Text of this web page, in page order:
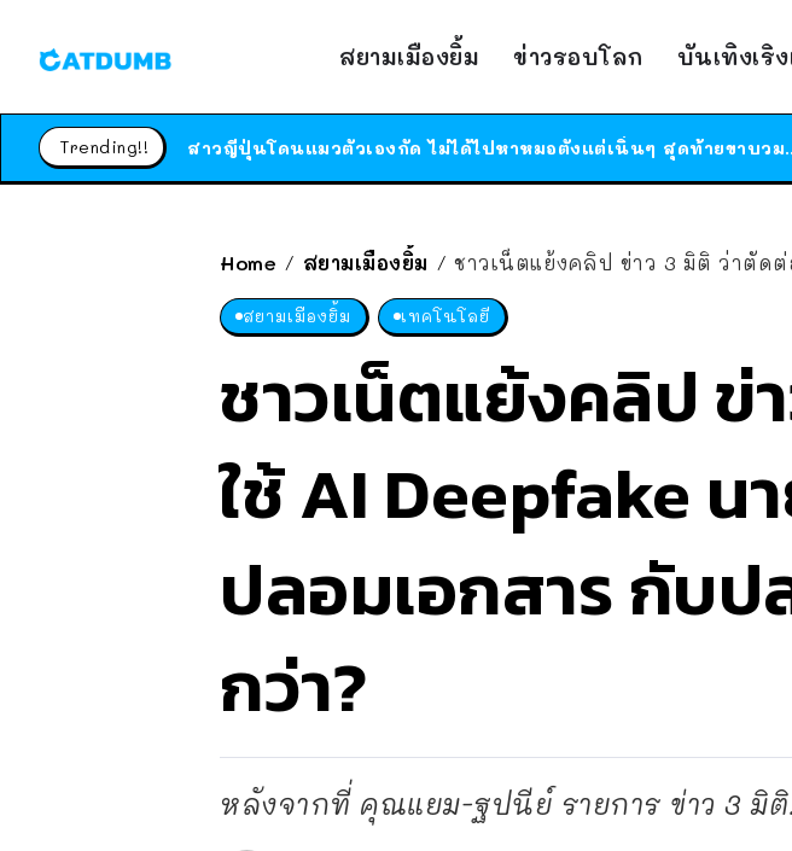
สยามเมืองยิ้ม ข่าวรอบโลก บันเทิงเริ
Trending!!
ร้านอาหารในนิวยอร์กประกาศปิดตัวลง หลังอยู่มานานกว่า 45 ปี ติด
ได้เวลาเด็กหนวดรวมตัว RF Online Next เปิดให้
Home / สยามเมืองยิ้ม / ชาวเน็ตแย้งคลิป ข่าว 3 มิติ ว่าตัดต่อขึ้น ใช้
สยามเมืองยิ้ม เทคโนโลยี
ชาวเน็ตแย้งคลิป ข่
ใช้ AI Deepfake น
ปลอมเอกสาร กับ
กว่า?
หลังจากที่ คุณแยม-ฐปนีย์ รายการ ข่าว 3 มิติ